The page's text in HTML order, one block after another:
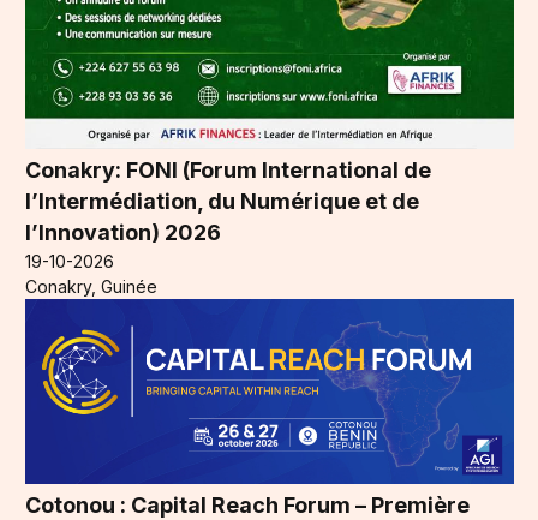
Conakry: FONI (Forum International de
l’Intermédiation, du Numérique et de
l’Innovation) 2026
19-10-2026
Conakry, Guinée
Cotonou : Capital Reach Forum – Première